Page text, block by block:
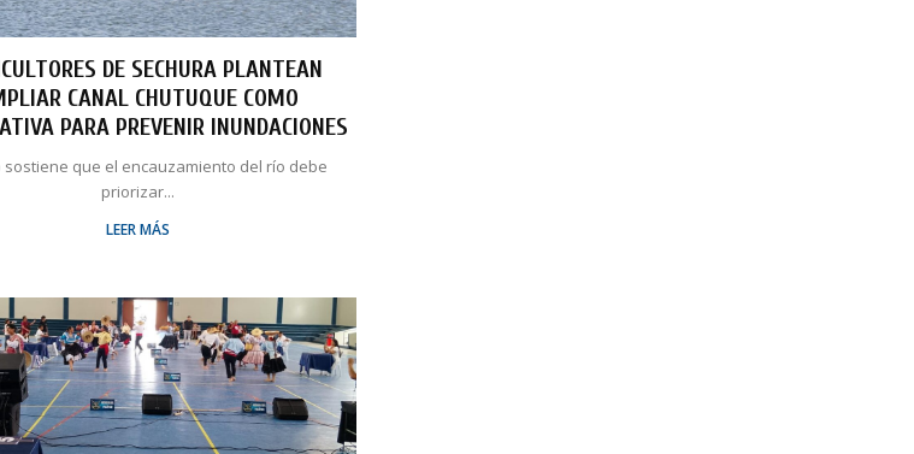
DE SECHURA PLANTEAN
CANAL CHUTUQUE COMO
PARA PREVENIR INUNDACIONES
sostiene que el encauzamiento del río debe
priorizar...
LEER MÁS